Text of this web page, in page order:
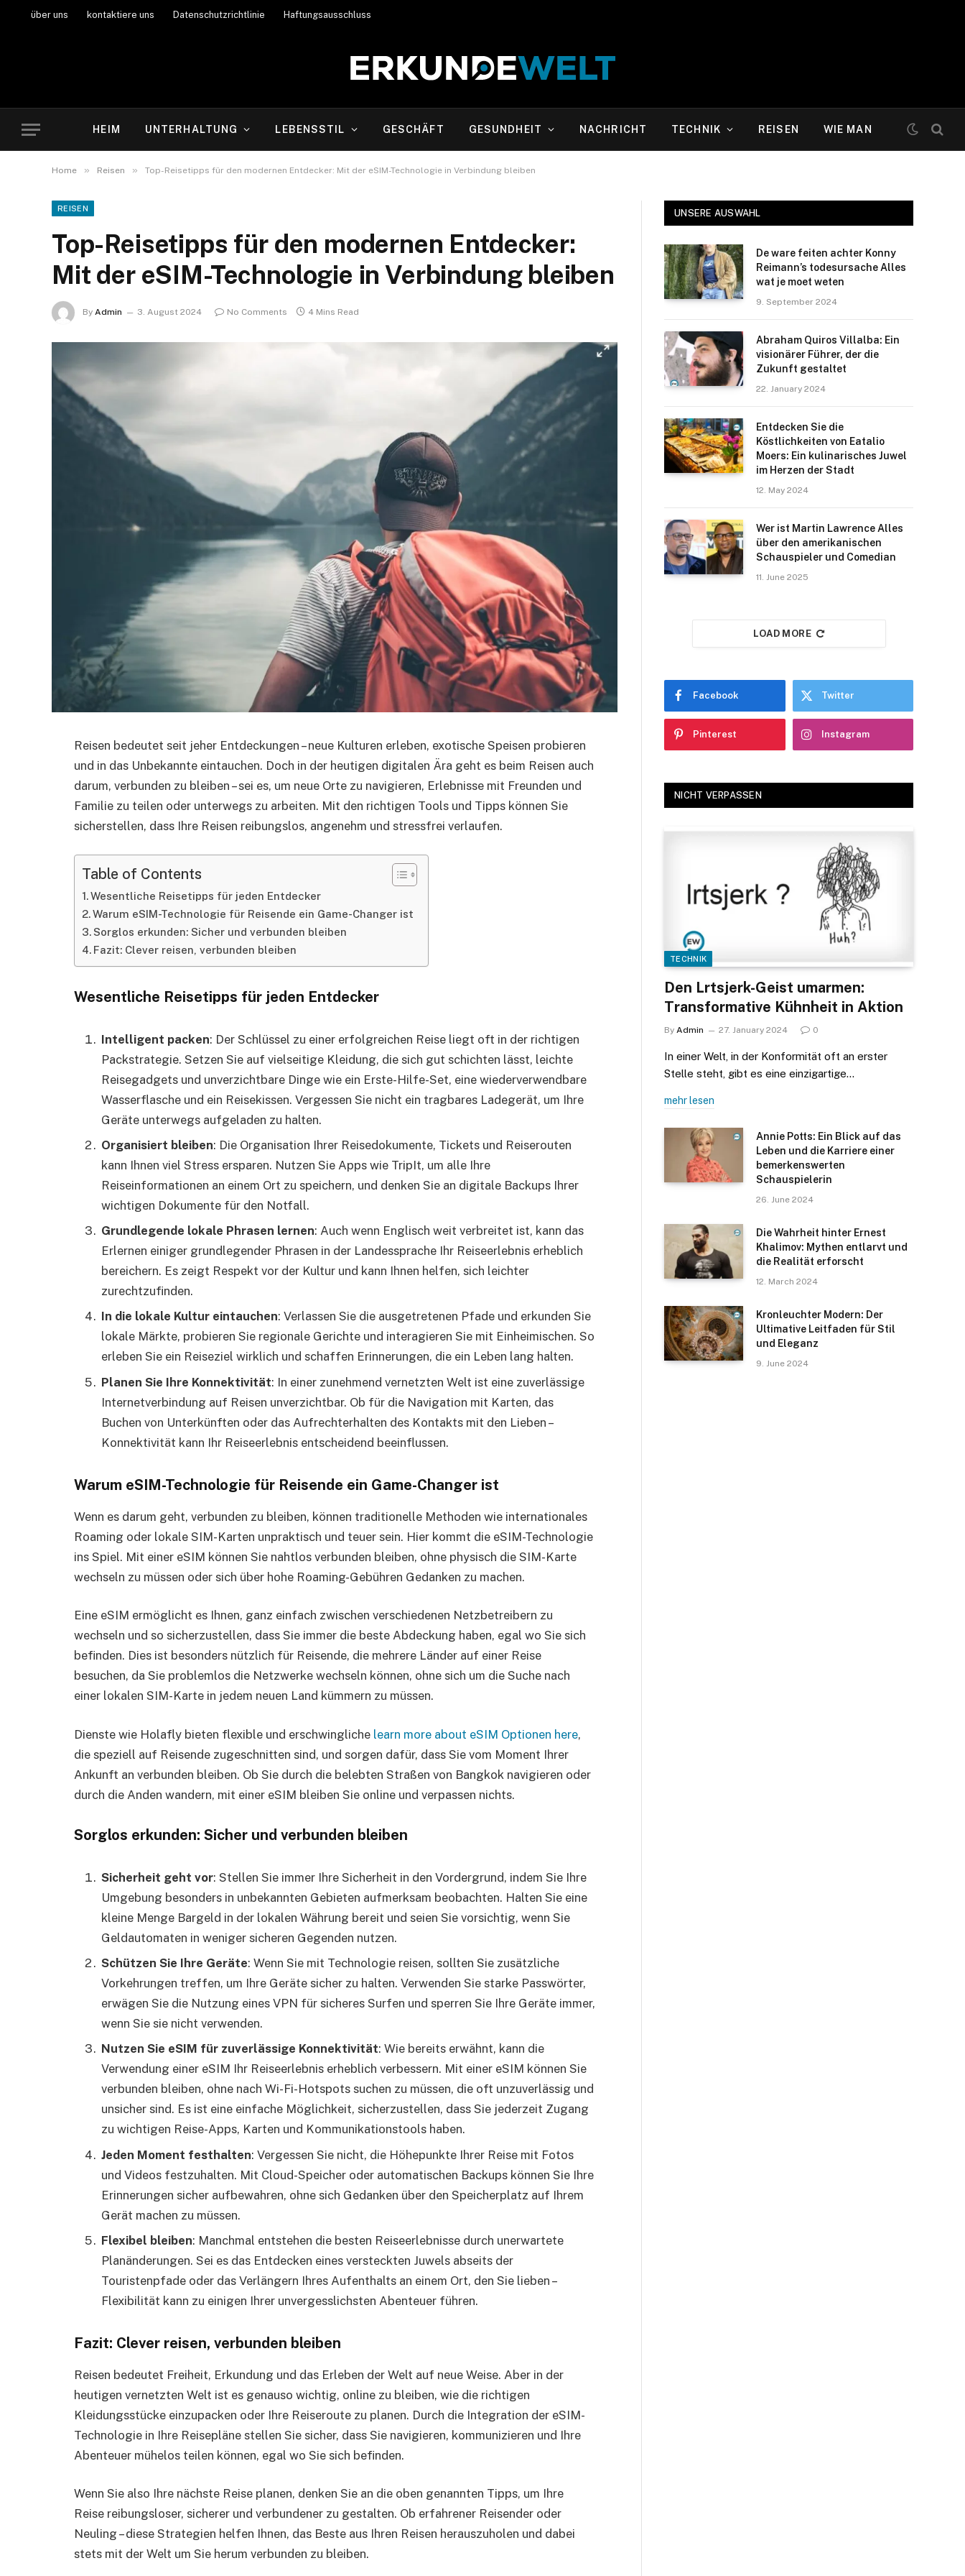
über uns kontaktiere uns Datenschutzrichtlinie Haftungsausschluss
HEIM UNTERHALTUNG LEBENSSTIL GESCHÄFT GESUNDHEIT NACHRICHT TECHNIK REISEN WIE MAN
Home » Reisen » Top-Reisetipps für den modernen Entdecker: Mit der eSIM-Technologie in Verbindung bleiben
REISEN
Top-Reisetipps für den modernen Entdecker:
Mit der eSIM-Technologie in Verbindung bleiben
By Admin 3. August 2024 No Comments 4 Mins Read
Reisen bedeutet seit jeher Entdeckungen – neue Kulturen erleben, exotische Speisen probieren
und in das Unbekannte eintauchen. Doch in der heutigen digitalen Ära geht es beim Reisen auch
darum, verbunden zu bleiben – sei es, um neue Orte zu navigieren, Erlebnisse mit Freunden und
Familie zu teilen oder unterwegs zu arbeiten. Mit den richtigen Tools und Tipps können Sie
sicherstellen, dass Ihre Reisen reibungslos, angenehm und stressfrei verlaufen.
Table of Contents
Wesentliche Reisetipps für jeden Entdecker
Warum eSIM-Technologie für Reisende ein Game-Changer ist
Sorglos erkunden: Sicher und verbunden bleiben
Fazit: Clever reisen, verbunden bleiben
Wesentliche Reisetipps für jeden Entdecker
Intelligent packen: Der Schlüssel zu einer erfolgreichen Reise liegt oft in der richtigen
Packstrategie. Setzen Sie auf vielseitige Kleidung, die sich gut schichten lässt, leichte
Reisegadgets und unverzichtbare Dinge wie ein Erste-Hilfe-Set, eine wiederverwendbare
Wasserflasche und ein Reisekissen. Vergessen Sie nicht ein tragbares Ladegerät, um Ihre
Geräte unterwegs aufgeladen zu halten.
Organisiert bleiben: Die Organisation Ihrer Reisedokumente, Tickets und Reiserouten
kann Ihnen viel Stress ersparen. Nutzen Sie Apps wie TripIt, um alle Ihre
Reiseinformationen an einem Ort zu speichern, und denken Sie an digitale Backups Ihrer
wichtigen Dokumente für den Notfall.
Grundlegende lokale Phrasen lernen: Auch wenn Englisch weit verbreitet ist, kann das
Erlernen einiger grundlegender Phrasen in der Landessprache Ihr Reiseerlebnis erheblich
bereichern. Es zeigt Respekt vor der Kultur und kann Ihnen helfen, sich leichter
zurechtzufinden.
In die lokale Kultur eintauchen: Verlassen Sie die ausgetretenen Pfade und erkunden Sie
lokale Märkte, probieren Sie regionale Gerichte und interagieren Sie mit Einheimischen. So
erleben Sie ein Reiseziel wirklich und schaffen Erinnerungen, die ein Leben lang halten.
Planen Sie Ihre Konnektivität: In einer zunehmend vernetzten Welt ist eine zuverlässige
Internetverbindung auf Reisen unverzichtbar. Ob für die Navigation mit Karten, das
Buchen von Unterkünften oder das Aufrechterhalten des Kontakts mit den Lieben –
Konnektivität kann Ihr Reiseerlebnis entscheidend beeinflussen.
Warum eSIM-Technologie für Reisende ein Game-Changer ist
Wenn es darum geht, verbunden zu bleiben, können traditionelle Methoden wie internationales
Roaming oder lokale SIM-Karten unpraktisch und teuer sein. Hier kommt die eSIM-Technologie
ins Spiel. Mit einer eSIM können Sie nahtlos verbunden bleiben, ohne physisch die SIM-Karte
wechseln zu müssen oder sich über hohe Roaming-Gebühren Gedanken zu machen.
Eine eSIM ermöglicht es Ihnen, ganz einfach zwischen verschiedenen Netzbetreibern zu
wechseln und so sicherzustellen, dass Sie immer die beste Abdeckung haben, egal wo Sie sich
befinden. Dies ist besonders nützlich für Reisende, die mehrere Länder auf einer Reise
besuchen, da Sie problemlos die Netzwerke wechseln können, ohne sich um die Suche nach
einer lokalen SIM-Karte in jedem neuen Land kümmern zu müssen.
Dienste wie Holafly bieten flexible und erschwingliche learn more about eSIM Optionen here,
die speziell auf Reisende zugeschnitten sind, und sorgen dafür, dass Sie vom Moment Ihrer
Ankunft an verbunden bleiben. Ob Sie durch die belebten Straßen von Bangkok navigieren oder
durch die Anden wandern, mit einer eSIM bleiben Sie online und verpassen nichts.
Sorglos erkunden: Sicher und verbunden bleiben
Sicherheit geht vor: Stellen Sie immer Ihre Sicherheit in den Vordergrund, indem Sie Ihre
Umgebung besonders in unbekannten Gebieten aufmerksam beobachten. Halten Sie eine
kleine Menge Bargeld in der lokalen Währung bereit und seien Sie vorsichtig, wenn Sie
Geldautomaten in weniger sicheren Gegenden nutzen.
Schützen Sie Ihre Geräte: Wenn Sie mit Technologie reisen, sollten Sie zusätzliche
Vorkehrungen treffen, um Ihre Geräte sicher zu halten. Verwenden Sie starke Passwörter,
erwägen Sie die Nutzung eines VPN für sicheres Surfen und sperren Sie Ihre Geräte immer,
wenn Sie sie nicht verwenden.
Nutzen Sie eSIM für zuverlässige Konnektivität: Wie bereits erwähnt, kann die
Verwendung einer eSIM Ihr Reiseerlebnis erheblich verbessern. Mit einer eSIM können Sie
verbunden bleiben, ohne nach Wi-Fi-Hotspots suchen zu müssen, die oft unzuverlässig und
unsicher sind. Es ist eine einfache Möglichkeit, sicherzustellen, dass Sie jederzeit Zugang
zu wichtigen Reise-Apps, Karten und Kommunikationstools haben.
Jeden Moment festhalten: Vergessen Sie nicht, die Höhepunkte Ihrer Reise mit Fotos
und Videos festzuhalten. Mit Cloud-Speicher oder automatischen Backups können Sie Ihre
Erinnerungen sicher aufbewahren, ohne sich Gedanken über den Speicherplatz auf Ihrem
Gerät machen zu müssen.
Flexibel bleiben: Manchmal entstehen die besten Reiseerlebnisse durch unerwartete
Planänderungen. Sei es das Entdecken eines versteckten Juwels abseits der
Touristenpfade oder das Verlängern Ihres Aufenthalts an einem Ort, den Sie lieben –
Flexibilität kann zu einigen Ihrer unvergesslichsten Abenteuer führen.
Fazit: Clever reisen, verbunden bleiben
Reisen bedeutet Freiheit, Erkundung und das Erleben der Welt auf neue Weise. Aber in der
heutigen vernetzten Welt ist es genauso wichtig, online zu bleiben, wie die richtigen
Kleidungsstücke einzupacken oder Ihre Reiseroute zu planen. Durch die Integration der eSIM-
Technologie in Ihre Reisepläne stellen Sie sicher, dass Sie navigieren, kommunizieren und Ihre
Abenteuer mühelos teilen können, egal wo Sie sich befinden.
Wenn Sie also Ihre nächste Reise planen, denken Sie an die oben genannten Tipps, um Ihre
Reise reibungsloser, sicherer und verbundener zu gestalten. Ob erfahrener Reisender oder
Neuling – diese Strategien helfen Ihnen, das Beste aus Ihren Reisen herauszuholen und dabei
stets mit der Welt um Sie herum verbunden zu bleiben.
UNSERE AUSWAHL
De ware feiten achter Konny
Reimann’s todesursache Alles
wat je moet weten
9. September 2024
Abraham Quiros Villalba: Ein
visionärer Führer, der die
Zukunft gestaltet
22. January 2024
Entdecken Sie die
Köstlichkeiten von Eatalio
Moers: Ein kulinarisches Juwel
im Herzen der Stadt
12. May 2024
Wer ist Martin Lawrence Alles
über den amerikanischen
Schauspieler und Comedian
11. June 2025
LOAD MORE
Facebook Twitter
Pinterest Instagram
NICHT VERPASSEN
TECHNIK
Den Lrtsjerk-Geist umarmen:
Transformative Kühnheit in Aktion
By Admin 27. January 2024 0
In einer Welt, in der Konformität oft an erster
Stelle steht, gibt es eine einzigartige…
mehr lesen
Annie Potts: Ein Blick auf das
Leben und die Karriere einer
bemerkenswerten
Schauspielerin
26. June 2024
Die Wahrheit hinter Ernest
Khalimov: Mythen entlarvt und
die Realität erforscht
12. March 2024
Kronleuchter Modern: Der
Ultimative Leitfaden für Stil
und Eleganz
9. June 2024